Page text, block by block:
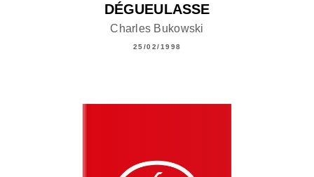
DÉGUEULASSE
Charles Bukowski
25/02/1998